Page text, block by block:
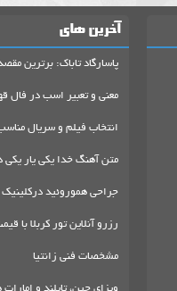
آخرین های
پاسارگاد تاباک: برترین
معنی و تعبیر اسب در فال
انتخاب فیلم و سریال
متن آهنگ خدا یکی یار یکی
جراحی هموروئید
رزرو آنلاین تور کربلا با
مشخصات فنی زانتیا